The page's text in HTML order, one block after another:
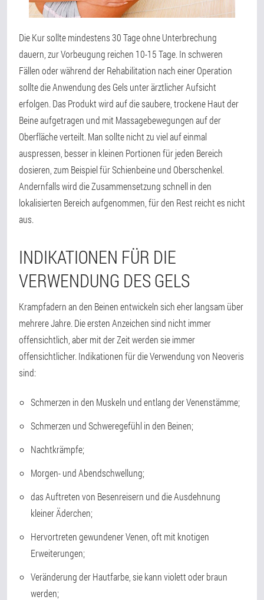
Die Kur sollte mindestens 30 Tage ohne Unterbrechung
dauern, zur Vorbeugung reichen 10-15 Tage. In schweren
Fällen oder während der Rehabilitation nach einer Operation
sollte die Anwendung des Gels unter ärztlicher Aufsicht
erfolgen. Das Produkt wird auf die saubere, trockene Haut der
Beine aufgetragen und mit Massagebewegungen auf der
Oberfläche verteilt. Man sollte nicht zu viel auf einmal
auspressen, besser in kleinen Portionen für jeden Bereich
dosieren, zum Beispiel für Schienbeine und Oberschenkel.
Andernfalls wird die Zusammensetzung schnell in den
lokalisierten Bereich aufgenommen, für den Rest reicht es nicht
aus.
INDIKATIONEN FÜR DIE
VERWENDUNG DES GELS
Krampfadern an den Beinen entwickeln sich eher langsam über
mehrere Jahre. Die ersten Anzeichen sind nicht immer
offensichtlich, aber mit der Zeit werden sie immer
offensichtlicher. Indikationen für die Verwendung von Neoveris
sind:
Schmerzen in den Muskeln und entlang der Venenstämme;
Schmerzen und Schweregefühl in den Beinen;
Nachtkrämpfe;
Morgen- und Abendschwellung;
das Auftreten von Besenreisern und die Ausdehnung
kleiner Äderchen;
Hervortreten gewundener Venen, oft mit knotigen
Erweiterungen;
Veränderung der Hautfarbe, sie kann violett oder braun
werden;